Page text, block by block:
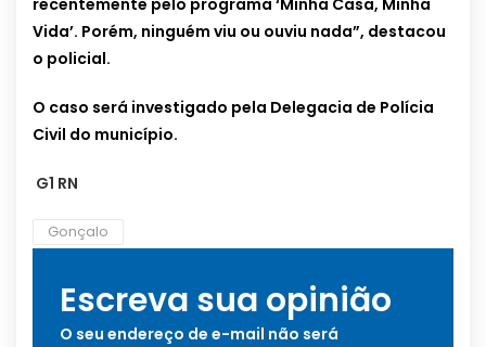
recentemente pelo programa ‘Minha Casa, Minha
Vida’. Porém, ninguém viu ou ouviu nada”, destacou
o policial.
O caso será investigado pela Delegacia de Polícia
Civil do município.
G1 RN
Gonçalo
Escreva sua opinião
O seu endereço de e-mail não será